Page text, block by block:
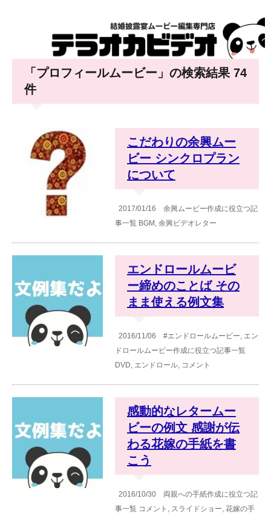
「プロフィールムービー」の検索結果 74
件
こだわりの余興ムー
ビー シンクロプラン
について
2017/01/16
余興ムービー作成に役立つ記
事一覧 BGM , 余興ビデオレター
エンドロールムービ
ー締めのことば その
まま使える例文集
2016/11/06 #エンドロールムービー, エン
ドロールムービー作成に役立つ記事一覧
DVD, エンドロール, コメント
感動的なレタームー
ビーの例文 感謝が伝
わる花嫁の手紙を書
こう
2016/10/30
両親への手紙作成に役立つ記
事一覧 コメント , スライドショー, 花嫁の手